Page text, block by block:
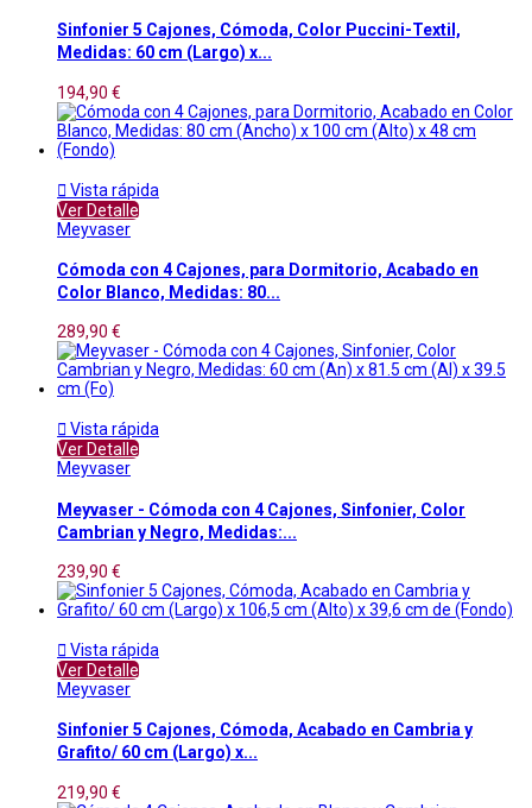
Sinfonier 5 Cajones, Cómoda, Color Puccini-Textil,
Medidas: 60 cm (Largo) x...
194,90 €
 Vista rápida
Ver Detalle
Meyvaser
Cómoda con 4 Cajones, para Dormitorio, Acabado en
Color Blanco, Medidas: 80...
289,90 €
 Vista rápida
Ver Detalle
Meyvaser
Meyvaser - Cómoda con 4 Cajones, Sinfonier, Color
Cambrian y Negro, Medidas:...
239,90 €
 Vista rápida
Ver Detalle
Meyvaser
Sinfonier 5 Cajones, Cómoda, Acabado en Cambria y
Grafito/ 60 cm (Largo) x...
219,90 €